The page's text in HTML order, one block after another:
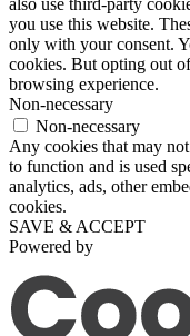
you use this website.
only with your consent.
cookies. But opting out
browsing experience.
Non-necessary
Non-necessary
Any cookies that may
to function and is used
analytics, ads, other
cookies.
SAVE & ACCEPT
Powered by